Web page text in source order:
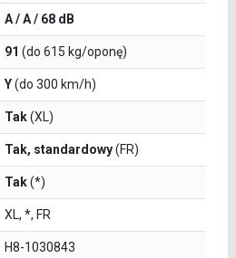
A / A / 68 dB
91 (do 615 kg/oponę)
Y(do 300 km/h)
Tak(XL)
Tak, standardowy(FR)
Tak(*)
XL, *, FR
H8-1030843